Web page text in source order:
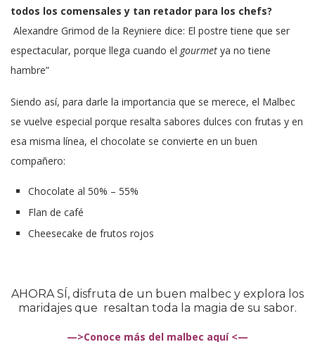
todos los comensales y tan retador para los chefs?
Alexandre Grimod de la Reyniere dice: El postre tiene que ser
espectacular, porque llega cuando el gourmet ya no tiene
hambre”
Siendo así, para darle la importancia que se merece, el Malbec
se vuelve especial porque resalta sabores dulces con frutas y en
esa misma línea, el chocolate se convierte en un buen
compañero:
Chocolate al 50% – 55%
Flan de café
Cheesecake de frutos rojos
AHORA SÍ, disfruta de un buen malbec y explora los
maridajes que resaltan toda la magia de su sabor.
—>Conoce más del malbec aquí <—